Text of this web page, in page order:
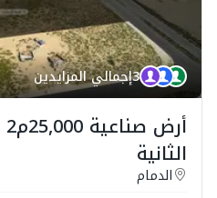
3إجمالي المزايدين
الثانية
الدمام